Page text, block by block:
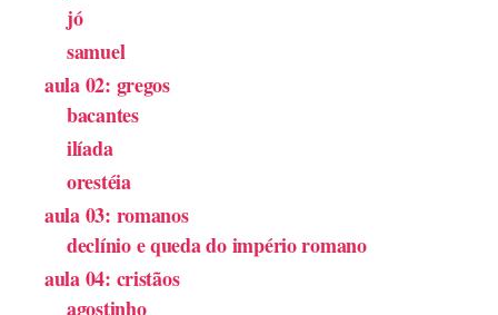
jó
samuel
aula 02: gregos
bacantes
ilíada
orestéia
aula 03: romanos
declínio e queda do império romano
aula 04: cristãos
agostinho